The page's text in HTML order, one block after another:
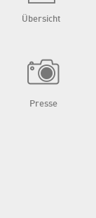
Übersicht
Presse